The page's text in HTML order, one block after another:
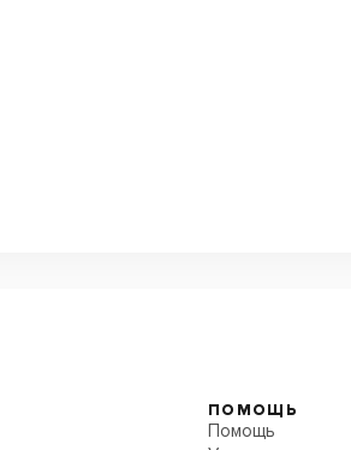
ПОМОЩЬ
Помощь